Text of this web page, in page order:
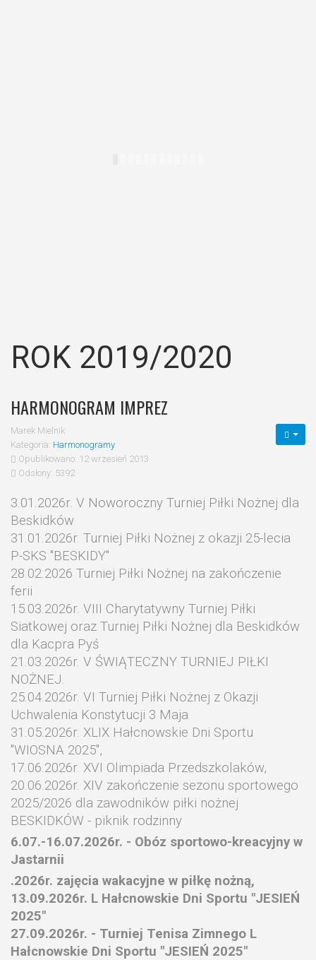
ROK 2019/2020
HARMONOGRAM IMPREZ
Marek Mielnik
Kategoria: Harmonogramy
Opublikowano: 12 wrzesień 2013
Odsłony: 5392
3.01.2026r. V Noworoczny Turniej Piłki Nożnej dla
Beskidków
31.01.2026r. Turniej Piłki Nożnej z okazji 25-lecia
P-SKS "BESKIDY"
28.02.2026 Turniej Piłki Nożnej na zakończenie
ferii
15.03.2026r. VIII Charytatywny Turniej Piłki
Siatkowej oraz Turniej Piłki Nożnej dla Beskidków
dla Kacpra Pyś
21.03.2026r. V ŚWIĄTECZNY TURNIEJ PIŁKI
NOŻNEJ.
25.04.2026r. VI Turniej Piłki Nożnej z Okazji
Uchwalenia Konstytucji 3 Maja
31.05.2026r. XLIX Hałcnowskie Dni Sportu
"WIOSNA 2025",
17.06.2026r. XVI Olimpiada Przedszkolaków,
20.06.2026r. XIV zakończenie sezonu sportowego
2025/2026 dla zawodników piłki nożnej
BESKIDKÓW - piknik rodzinny
6.07.-16.07.2026r. - Obóz sportowo-kreacyjny w
Jastarnii
.2026r. zajęcia wakacyjne w piłkę nożną,
13.09.2026r. L Hałcnowskie Dni Sportu "JESIEŃ
2025"
27.09.2026r. - Turniej Tenisa Zimnego L
Hałcnowskie Dni Sportu "JESIEŃ 2025"